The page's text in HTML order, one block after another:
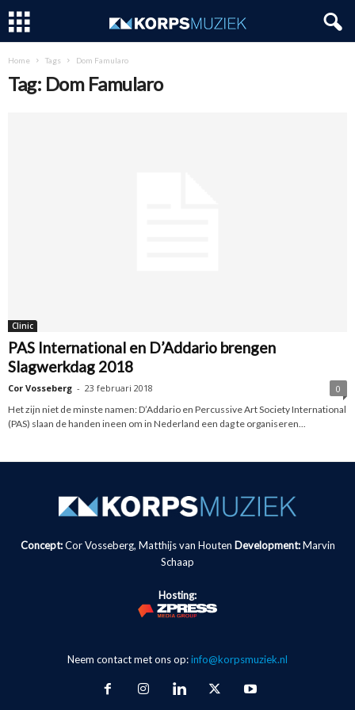
Home Tags Dom Famularo
Tag: Dom Famularo
Clinic
PAS International en D’Addario brengen
Slagwerkdag 2018
Cor Vosseberg - 23 februari 2018
0
Het zijn niet de minste namen: D’Addario en Percussive Art Society International
(PAS) slaan de handen ineen om in Nederland een dag te organiseren...
Concept:Cor Vosseberg, Matthijs van Houten Development: Marvin
Schaap
Hosting:
Neem contact met ons op:info@korpsmuziek.nl